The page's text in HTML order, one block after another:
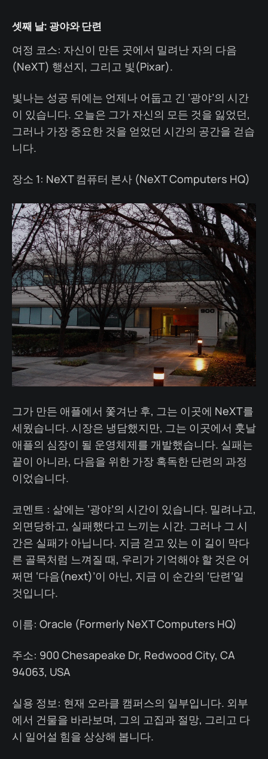
셋째 날: 광야와 단련
여정 코스: 자신이 만든 곳에서 밀려난 자의 다음
(NeXT) 행선지, 그리고 빛(Pixar).
빛나는 성공 뒤에는 언제나 어둡고 긴 ‘광야’의 시간
이 있습니다. 오늘은 그가 자신의 모든 것을 잃었던,
그러나 가장 중요한 것을 얻었던 시간의 공간을 걷습
니다.
장소 1: NeXT 컴퓨터 본사 (NeXT Computers HQ)
그가 만든 애플에서 쫓겨난 후, 그는 이곳에 NeXT를
세웠습니다. 시장은 냉담했지만, 그는 이곳에서 훗날
애플의 심장이 될 운영체제를 개발했습니다. 실패는
끝이 아니라, 다음을 위한 가장 혹독한 단련의 과정
이었습니다.
코멘트 : 삶에는 ‘광야’의 시간이 있습니다. 밀려나고,
외면당하고, 실패했다고 느끼는 시간. 그러나 그 시
간은 실패가 아닙니다. 지금 걷고 있는 이 길이 막다
른 골목처럼 느껴질 때, 우리가 기억해야 할 것은 어
쩌면 ‘다음(next)’이 아닌, 지금 이 순간의 ‘단련’일
것입니다.
이름: Oracle (Formerly NeXT Computers HQ)
주소: 900 Chesapeake Dr, Redwood City, CA
94063, USA
실용 정보: 현재 오라클 캠퍼스의 일부입니다. 외부
에서 건물을 바라보며, 그의 고집과 절망, 그리고 다
시 일어설 힘을 상상해 봅니다.